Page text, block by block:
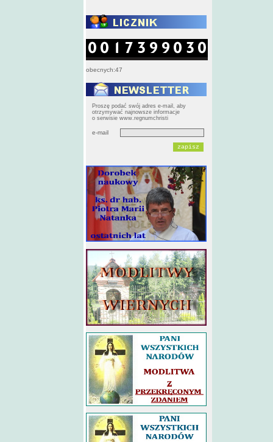
obecnych:47
Proszę podać swój adres e-mail, aby
otrzymywać najnowsze informacje
o serwisie www.regnumchristi
e-mail